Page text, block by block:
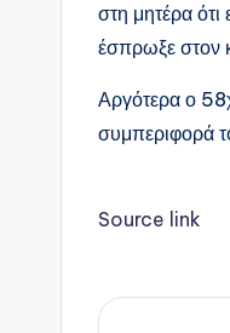
στη μητέρα
έσπρωξε στον
Αργότερα ο
συμπεριφορά
Source link